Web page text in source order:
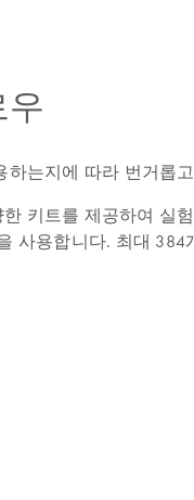
는지에 따라 번거
키트를 제공하여
용합니다. 최대